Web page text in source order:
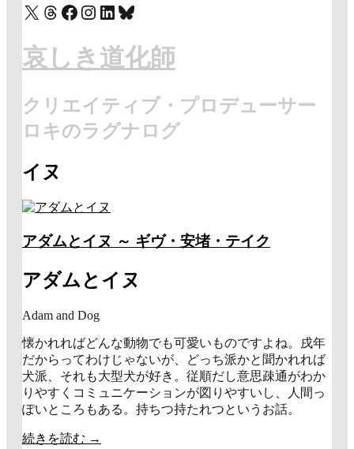
X Threads
Facebook
Instagram
LinkedIn
Bluesky
哀しき道化師
クリエイティブ・プロデューサー
ロキのラグナログ
イヌ
アダムとイヌ ～ ギヴ・安堵・テイク
アダムとイヌ
Adam and Dog
懐かれればどんな動物でも可愛いものですよね。戌年
だからってわけじゃないが、どっち派かと聞かれれば
犬派、それも大型犬が好き。従順だし意思疎通がわか
りやすくコミュニケーションが図りやすいし、人間っ
ぽいところもある。持ちつ持たれつというお話。
続きを読む →